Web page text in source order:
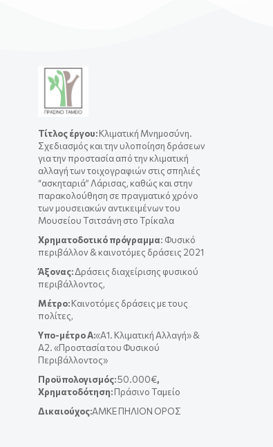
Τίτλος έργου:Κλιματική Μνημοσύνη.
Σχεδιασμός και την υλοποίηση δράσεων
για την προστασία από την κλιματική
αλλαγή των τοιχογραφιών στις σπηλιές
“ασκηταριά” Λάρισας, καθώς και στην
παρακολούθηση σε πραγματικό χρόνο
των μουσειακών αντικειμένων του
Μουσείου Τσιτσάνη στο Τρίκαλα
Χρηματοδοτικό πρόγραμμα: Φυσικό
περιβάλλον & καινοτόμες δράσεις 2021
Άξονας:Δράσεις διαχείρισης φυσικού
περιβάλλοντος,
Μέτρο:Καινοτόμες δράσεις με τους
πολίτες,
Yπο-μέτρο A:«Α1. Κλιματική Αλλαγή» &
A2. «Προστασία του Φυσικού
Περιβάλλοντος»
Προϋπολογισμός:50.000€,
Χρηματοδότηση:Πράσινο Ταμείο
Δικαιούχος:ΑΜΚΕ ΠΗΛΙΟΝ ΟΡΟΣ